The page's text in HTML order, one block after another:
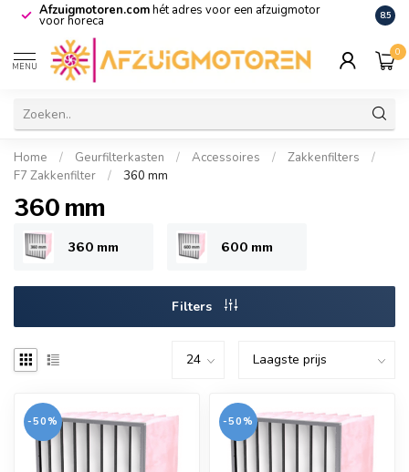
Afzuigmotoren.comhét adres voor een afzuigmotor
voor horeca De
8.5
MENU
0
Home / Geurfilterkasten / Accessoires / Zakkenfilters
/
F7 Zakkenfilter
/ 360 mm
360 mm
360 mm 600 mm
Filters
-50% -50%